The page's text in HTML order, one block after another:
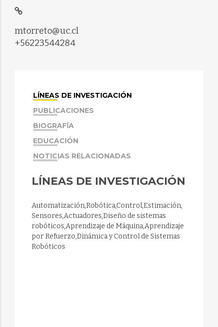
mtorreto@uc.cl
+56223544284
LÍNEAS DE INVESTIGACIÓN
PUBLICACIONES
BIOGRAFÍA
EDUCACIÓN
NOTICIAS RELACIONADAS
LÍNEAS DE INVESTIGACIÓN
Automatización,Robótica,Control,Estimación,
Sensores,Actuadores,Diseño de sistemas
robóticos,Aprendizaje de Máquina,Aprendizaje
por Refuerzo,Dinámica y Control de Sistemas
Robóticos